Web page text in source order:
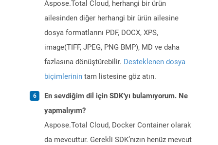
Aspose.Total Cloud, herhangi bir ürün
ailesinden diğer herhangi bir ürün ailesine
dosya formatlarını PDF, DOCX, XPS,
image(TIFF, JPEG, PNG BMP), MD ve daha
fazlasına dönüştürebilir. Desteklenen dosya
biçimlerinin tam listesine göz atın.
En sevdiğim dil için SDK'yı bulamıyorum. Ne
yapmalıyım?
Aspose.Total Cloud, Docker Container olarak
da mevcuttur. Gerekli SDK’nızın henüz mevcut